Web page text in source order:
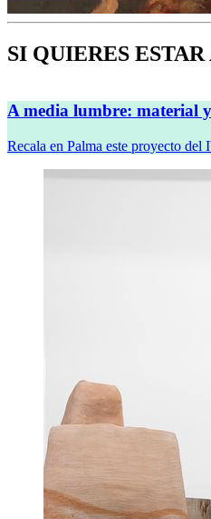
SI QUIERES
A media lumbre: material
Recala en Palma este proyecto del